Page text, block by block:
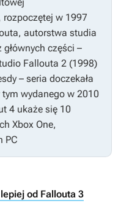
rozpoczętej w 1997
, autorstwa studia
części –
Fallouta 2 (1998)
– seria doczekała
wydanego w 2010
4 ukaże się 10
Xbox One,
PC
od Fallouta 3